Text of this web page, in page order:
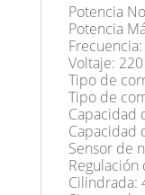
Potencia
Potencia
Voltaje:
Tipo de
Tipo de
Capacidad
Capacidad
Sensor de
Regulación
Cilindrada: